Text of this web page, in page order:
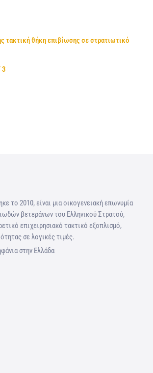
3
το 2010, είναι μια οικογενειακή επωνυμία
βετεράνων του Ελληνικού Στρατού,
επιχειρησιακό τακτικό εξοπλισμό,
σε λογικές τιμές.
στην Ελλάδα